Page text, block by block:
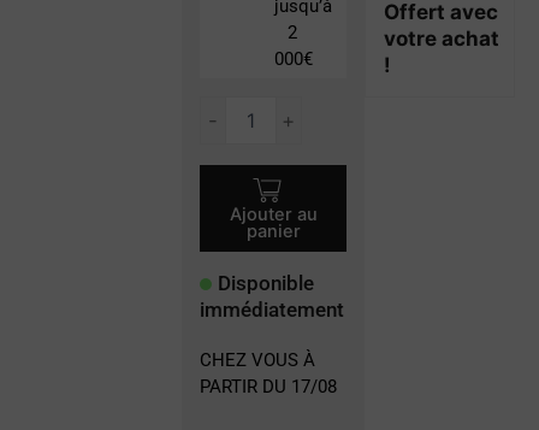
jusqu’à
2
000€
-
7300MK2
+
Ajouter au
panier
Disponible
immédiatement
CHEZ VOUS À
PARTIR DU 17/08
Offert avec
votre achat
!